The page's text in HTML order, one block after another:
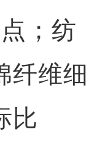
；纺
纤维细
比